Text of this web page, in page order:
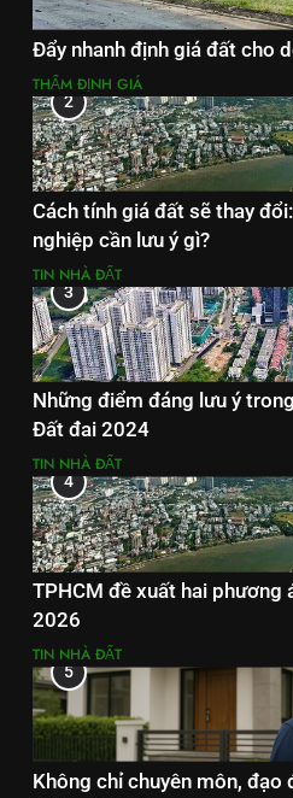
Đẩy nhanh định giá đất cho
THẨM ĐỊNH GIÁ
2
Cách tính giá đất sẽ thay
nghiệp cần lưu ý gì?
TIN NHÀ ĐẤT
3
Những điểm đáng lưu ý
Đất đai 2024
TIN NHÀ ĐẤT
4
TPHCM đề xuất hai phương
2026
TIN NHÀ ĐẤT
5
Không chỉ chuyên môn, đạo